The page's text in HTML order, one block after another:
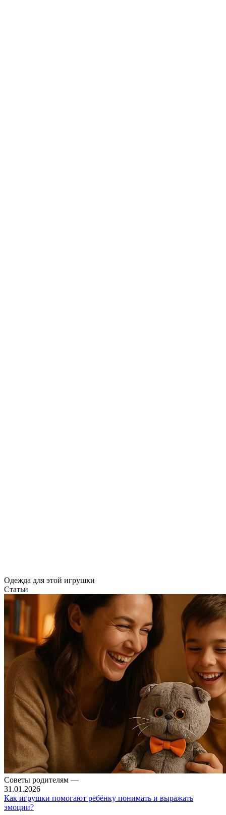
Одежда для этой игрушки
Статьи
Советы родителям —
31.01.2026
Как игрушки помогают ребёнку понимать и выражать
эмоции?